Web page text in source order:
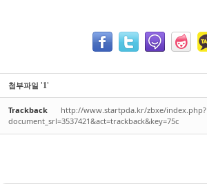
첨부파일 '1'
Trackback
http://www.startpda.kr/zbxe/index.php?
document_srl=3537421&act=trackback&key=75c